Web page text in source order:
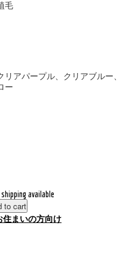
毛
アパープル、クリアブルー、
ー
available
to cart
住まいの方向け